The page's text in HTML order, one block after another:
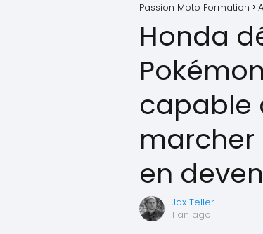
Passion Moto Formation
Honda
capable
marcher
en
Jax Teller
1 an ago